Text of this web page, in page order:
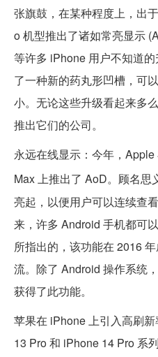
张旗鼓，在某种程度上，出
o 机型推出了诸如常亮显示
等许多 iPhone 用户不知道
了一种新的药丸形凹槽，可
小。无论这些升级看起来多
推出它们的公司。
永远在线显示：今年，
Max 上推出了 AoD。顾名思
亮起，以便用户可以连续查
来，许多 Android 手机都可
所指出的，该功能在 2016
流。除了 Android 操作系统
获得了此功能。
苹果在 iPhone 上引入高刷
13 Pro 和 iPhone 14 Pro 系